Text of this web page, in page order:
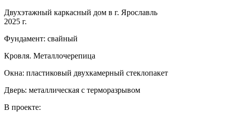
Двухэтажный каркасный дом в г. Ярославль
2025 г.
Фундамент: свайный
Кровля. Металлочерепица
Окна: пластиковый двухкамерный стеклопакет
Дверь: металлическая с терморазрывом
В проекте: